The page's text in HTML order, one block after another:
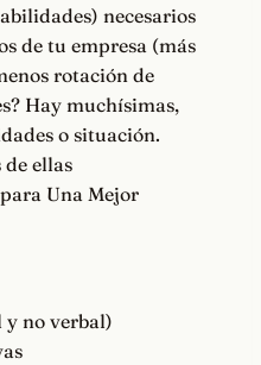
necesarios
de tu empresa (más
rotación de
Hay muchísimas,
o situación.
de ellas
Una Mejor
no verbal)